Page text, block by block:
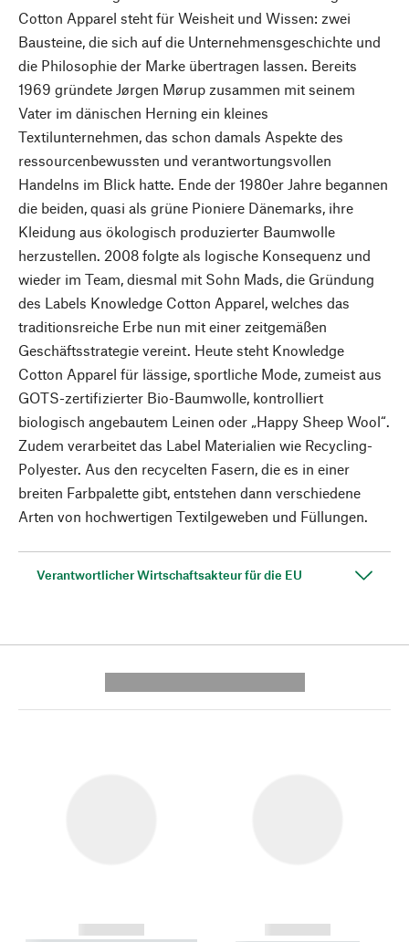
Cotton Apparel steht für Weisheit und Wissen: zwei
Bausteine, die sich auf die Unternehmensgeschichte und
die Philosophie der Marke übertragen lassen. Bereits
1969 gründete Jørgen Mørup zusammen mit seinem
Vater im dänischen Herning ein kleines
Textilunternehmen, das schon damals Aspekte des
ressourcenbewussten und verantwortungsvollen
Handelns im Blick hatte. Ende der 1980er Jahre begannen
die beiden, quasi als grüne Pioniere Dänemarks, ihre
Kleidung aus ökologisch produzierter Baumwolle
herzustellen. 2008 folgte als logische Konsequenz und
wieder im Team, diesmal mit Sohn Mads, die Gründung
des Labels Knowledge Cotton Apparel, welches das
traditionsreiche Erbe nun mit einer zeitgemäßen
Geschäftsstrategie vereint. Heute steht Knowledge
Cotton Apparel für lässige, sportliche Mode, zumeist aus
GOTS-zertifizierter Bio-Baumwolle, kontrolliert
biologisch angebautem Leinen oder „Happy Sheep Wool“.
Zudem verarbeitet das Label Materialien wie Recycling-
Polyester. Aus den recycelten Fasern, die es in einer
breiten Farbpalette gibt, entstehen dann verschiedene
Arten von hochwertigen Textilgeweben und Füllungen.
Verantwortlicher Wirtschaftsakteur für die EU
------------
------------